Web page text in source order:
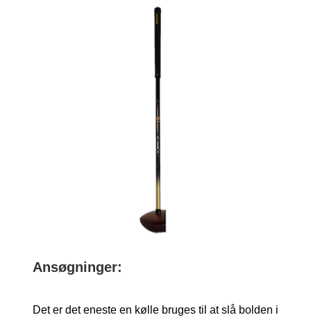
Ansøgninger:
Det er det eneste en kølle bruges til at slå bolden i